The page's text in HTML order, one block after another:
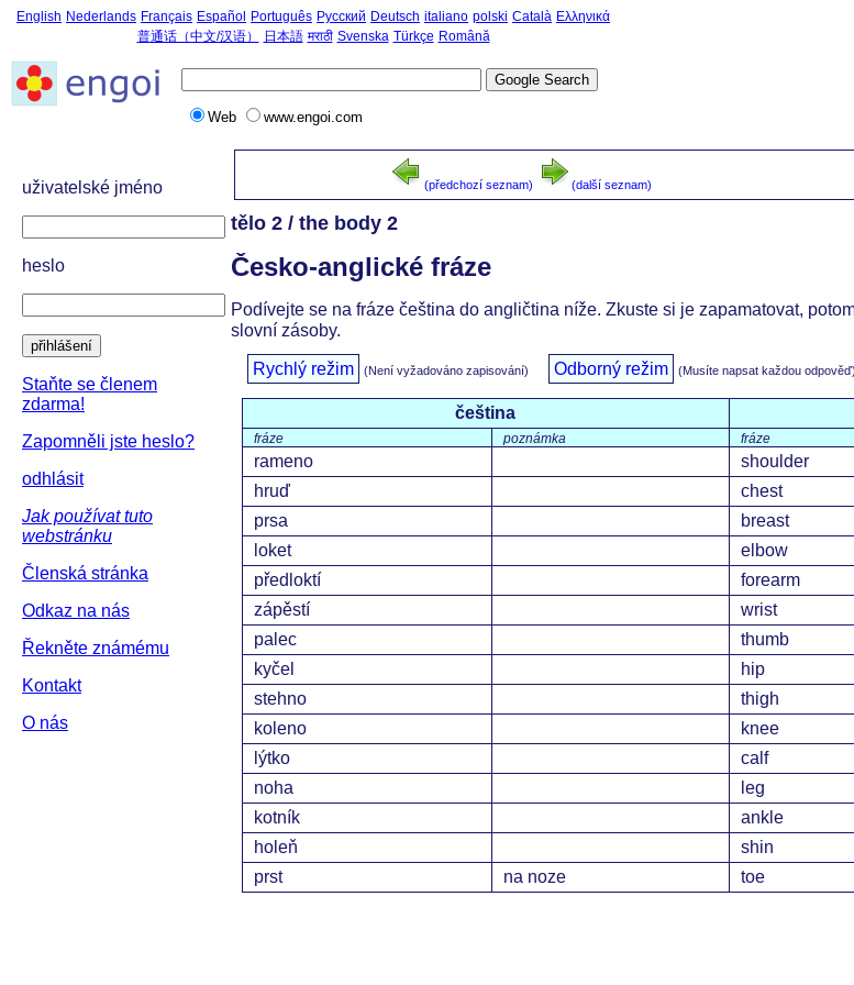
English Nederlands Français Español Português Русский Deutsch italiano polski Català Ελληνικά
普通话（中文/汉语）
日本語 मराठी Svenska Türkçe Română
Web www.engoi.com
uživatelské jméno
heslo
přihlášení
Staňte se členem
zdarma!
Zapomněli jste heslo?
odhlásit
Jak používat tuto
webstránku
Členská stránka
Odkaz na nás
Řekněte známému
Kontakt
O nás
(předchozí seznam) (další seznam)
tělo 2 / the body 2
Česko-anglické fráze
Podívejte se na fráze čeština do angličtina níže. Zkuste si je zapamatovat,
slovní zásoby.
Rychlý režim (Není vyžadováno zapisování) Odborný režim (Musíte napsat každou odpověď)
čeština
fráze poznámka fráze
rameno
shoulder
hruď
chest
prsa
breast
loket
elbow
předloktí
forearm
zápěstí
wrist
palec
thumb
kyčel
hip
stehno
thigh
koleno
knee
lýtko
calf
noha
leg
kotník
ankle
holeň
shin
prst
na noze toe